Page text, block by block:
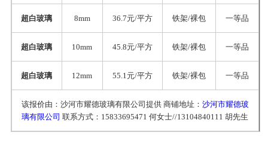
超白玻璃 8mm 36.7元/平方 铁架/裸包 一等品
超白玻璃 10mm 45.8元/平方 铁架/裸包 一等品
超白玻璃 12mm 55.1元/平方 铁架/裸包 一等品
该报价由：沙河市耀德玻璃有限公司提供 商铺地址： 沙河市耀德玻
璃有限公司 联系方式：15833695471 何女士//13104840111 胡先生